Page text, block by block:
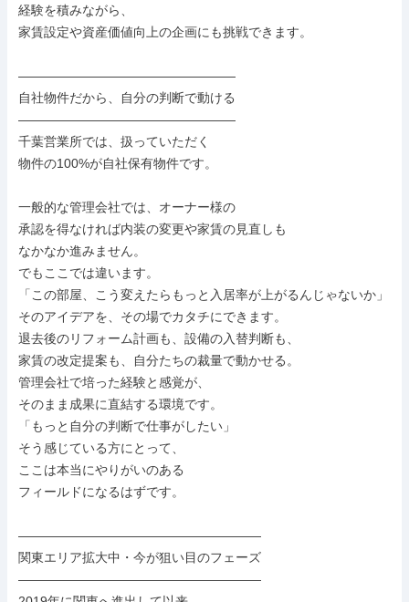
経験を積みながら、
家賃設定や資産価値向上の企画にも挑戦できます。
―――――――――――――――――
自社物件だから、自分の判断で動ける
―――――――――――――――――
千葉営業所では、扱っていただく
物件の100%が自社保有物件です。
一般的な管理会社では、オーナー様の
承認を得なければ内装の変更や家賃の見直しも
なかなか進みません。
でもここでは違います。
「この部屋、こう変えたらもっと入居率が上がるんじゃないか」
そのアイデアを、その場でカタチにできます。
退去後のリフォーム計画も、設備の入替判断も、
家賃の改定提案も、自分たちの裁量で動かせる。
管理会社で培った経験と感覚が、
そのまま成果に直結する環境です。
「もっと自分の判断で仕事がしたい」
そう感じている方にとって、
ここは本当にやりがいのある
フィールドになるはずです。
―――――――――――――――――――
関東エリア拡大中・今が狙い目のフェーズ
―――――――――――――――――――